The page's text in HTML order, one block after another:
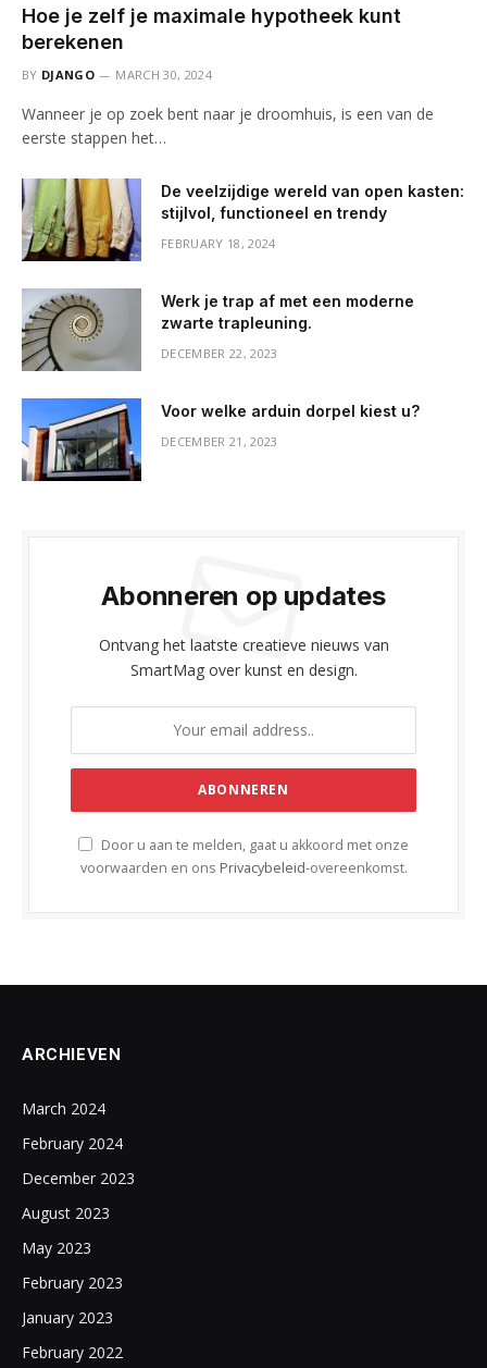
Hoe je zelf je maximale hypotheek kunt
berekenen
BY DJANGO MARCH 30, 2024
Wanneer je op zoek bent naar je droomhuis, is een van de
eerste stappen het…
De veelzijdige wereld van open kasten:
stijlvol, functioneel en trendy
FEBRUARY 18, 2024
Werk je trap af met een moderne
zwarte trapleuning.
DECEMBER 22, 2023
Voor welke arduin dorpel kiest u?
DECEMBER 21, 2023
Abonneren op updates
Ontvang het laatste creatieve nieuws van
SmartMag over kunst en design.
Door u aan te melden, gaat u akkoord met onze
voorwaarden en ons Privacybeleid-overeenkomst.
ARCHIEVEN
March 2024
February 2024
December 2023
August 2023
May 2023
February 2023
January 2023
February 2022